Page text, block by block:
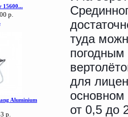
туда
погодным
для
от 0,5 до